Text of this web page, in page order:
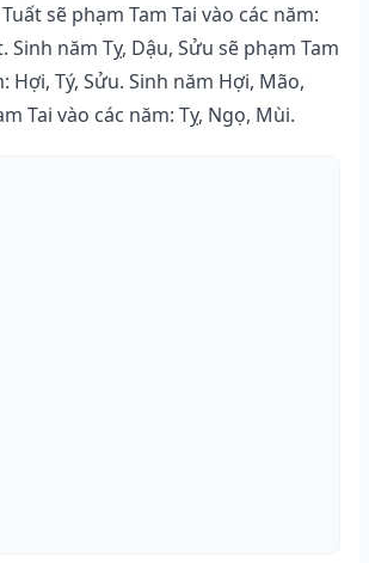
sẽ phạm Tam Tai vào các năm:
Sinh năm Tỵ, Dậu, Sửu sẽ phạm Tam
Hợi, Tý, Sửu. Sinh năm Hợi, Mão,
Tai vào các năm: Tỵ, Ngọ, Mùi.